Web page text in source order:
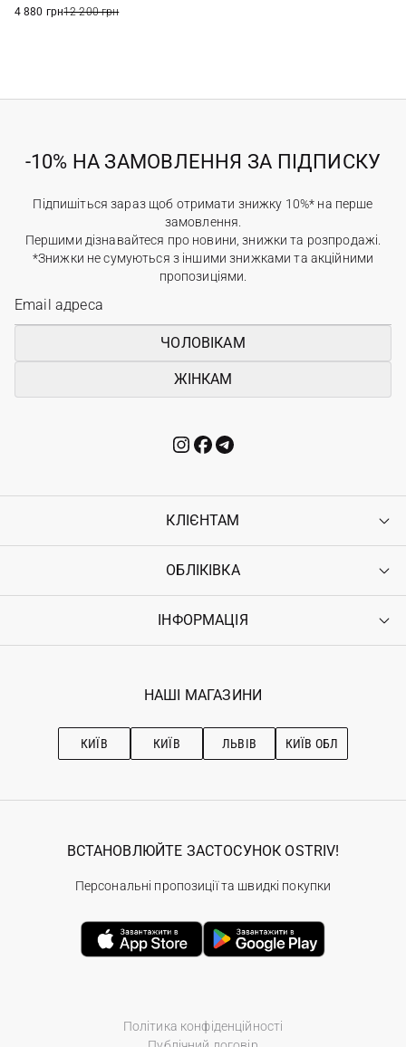
4 880 грн12 200 грн
-10% НА ЗАМОВЛЕННЯ ЗА ПІДПИСКУ
Підпишіться зараз щоб отримати знижку 10%* на перше
замовлення.
Першими дізнавайтеся про новини, знижки та розпродажі.
*Знижки не сумуються з іншими знижками та акційними
пропозиціями.
ЧОЛОВІКАМ
ЖІНКАМ
КЛІЄНТАМ
Контакти
Повернення
Гарантія
ОБЛІКІВКА
Увійти
Ostriv Club+
ІНФОРМАЦІЯ
Наші магазини
Рекомендації з догляду
НАШІ МАГАЗИНИ
КИЇВ КИЇВ ЛЬВІВ КИЇВ ОБЛ
Політика конфіденційності
ВСТАНОВЛЮЙТЕ ЗАСТОСУНОК OSTRIV!
Персональні пропозиції та швидкі покупки